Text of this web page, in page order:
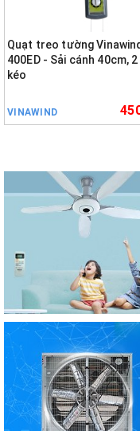
Quạt treo tường
400ED - Sải cánh 40cm, 2
kéo
VINAWIND